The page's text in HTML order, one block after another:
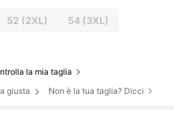
52 (2XL) 54(3XL)
la mia taglia
giusta Non è la tua taglia? Dicci